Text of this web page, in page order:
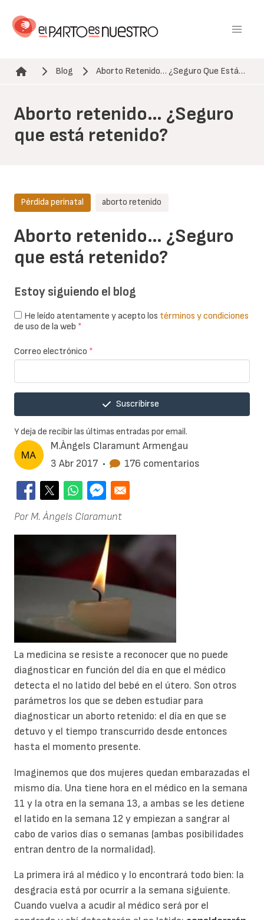
contenido
Ruta de navegación
Blog Aborto Retenido… ¿Seguro Que Está…
Aborto retenido… ¿Seguro
que está retenido?
M.Àngels Claramunt Armengau
3 Abr 2017 • 176 comentarios
Aborto retenido… ¿Seguro
que está retenido?
Pérdida perinatal aborto retenido
Por M. Àngels Claramunt
La medicina se resiste a reconocer que no puede
diagnosticar en función del día en que el médico
detecta el no latido del bebé en el útero. Son otros
parámetros los que se deben estudiar para
diagnosticar un aborto retenido: el día en que se
detuvo y el tiempo transcurrido desde entonces
hasta el momento presente.
Imaginemos que dos mujeres quedan embarazadas el
mismo día. Una tiene hora en el médico en la semana
11 y la otra en la semana 13, a ambas se les detiene
el latido en la semana 12 y empiezan a sangrar al
cabo de varios días o semanas (ambas posibilidades
entran dentro de la normalidad).
La primera irá al médico y lo encontrará todo bien: la
desgracia está por ocurrir a la semana siguiente.
Cuando vuelva a acudir al médico será por el
Estoy siguiendo el blog
He leído atentamente y acepto los términos y condiciones
de uso de la web *
Correo electrónico *
Suscribirse
Y deja de recibir las últimas entradas por email.